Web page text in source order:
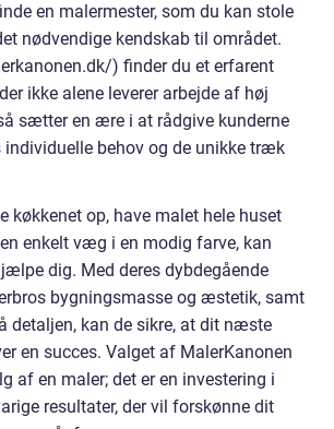
en malermester, som du kan stole
nødvendige kendskab til området.
) finder du et erfarent
ikke alene leverer arbejde af høj
sætter en ære i at rådgive kunderne
individuelle behov og de unikke træk
køkkenet op, have malet hele huset
enkelt væg i en modig farve, kan
dig. Med deres dybdegående
bygningsmasse og æstetik, samt
detaljen, kan de sikre, at dit næste
en succes. Valget af MalerKanonen
af en maler; det er en investering i
resultater, der vil forskønne dit